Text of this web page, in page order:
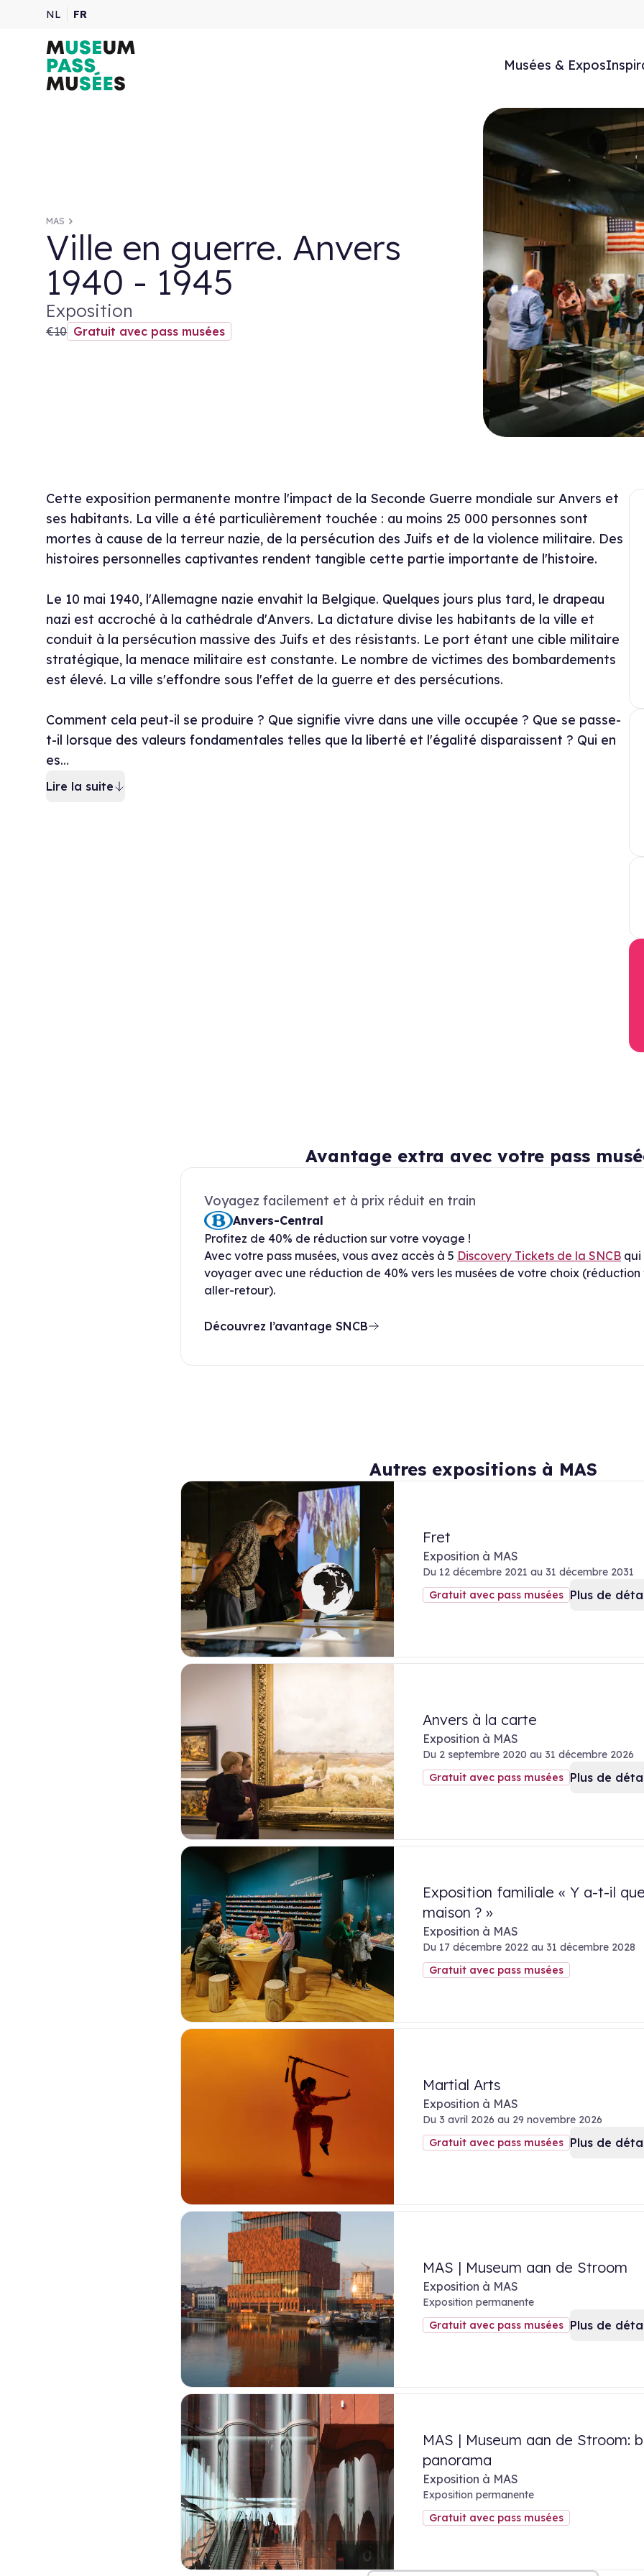
NL FR
Musées & Expos
MAS
Ville en guerre. Anvers
1940 - 1945
Exposition
€10 Gratuit avec pass musées
Cette exposition permanente montre l'impact de la Seconde Guerre mondiale sur Anvers et
ses habitants. La ville a été particulièrement touchée : au moins 25 000 personnes sont
mortes à cause de la terreur nazie, de la persécution des Juifs et de la violence militaire. Des
histoires personnelles captivantes rendent tangible cette partie importante de l'histoire.
Le 10 mai 1940, l'Allemagne nazie envahit la Belgique. Quelques jours plus tard, le drapeau
nazi est accroché à la cathédrale d'Anvers. La dictature divise les habitants de la ville et
conduit à la persécution massive des Juifs et des résistants. Le port étant une cible militaire
stratégique, la menace militaire est constante. Le nombre de victimes des bombardements
est élevé. La ville s'effondre sous l'effet de la guerre et des persécutions.
Comment cela peut-il se produire ? Que signifie vivre dans une ville occupée ? Que se passe-
t-il lorsque des valeurs fondamentales telles que la liberté et l'égalité disparaissent ? Qui en
es…
Lire la suite
Avantage extra avec votre pass
Voyagez facilement et à prix réduit en train
Anvers-Central
Profitez de 40% de réduction sur votre voyage !
Avec votre pass musées, vous avez accès à 5 Discovery Tickets de la SNCB
voyager avec une réduction de 40% vers les musées de votre choix
aller-retour).
Découvrez l’avantage SNCB
Autres expositions à MAS
Fret
Exposition à MAS
Du 12 décembre 2021 au 31 décembre 2031
Gratuit avec pass musées Plus de
Anvers à la carte
Exposition à MAS
Du 2 septembre 2020 au 31 décembre 2026
Gratuit avec pass musées Plus de
Exposition familiale « Y a-t-il
maison ? »
Exposition à MAS
Du 17 décembre 2022 au 31 décembre 2028
Gratuit avec pass musées
Martial Arts
Exposition à MAS
Du 3 avril 2026 au 29 novembre 2026
Gratuit avec pass musées Plus de
MAS | Museum aan de Stroom
Exposition à MAS
Exposition permanente
Gratuit avec pass musées Plus de
MAS | Museum aan de Stroom:
panorama
Exposition à MAS
Exposition permanente
Gratuit avec pass musées